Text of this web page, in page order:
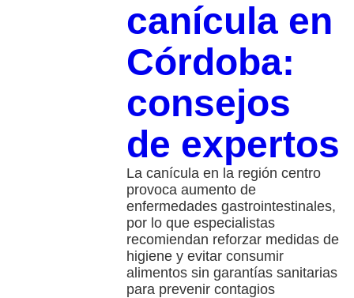
canícula en
Córdoba:
consejos
de expertos
La canícula en la región centro
provoca aumento de
enfermedades gastrointestinales,
por lo que especialistas
recomiendan reforzar medidas de
higiene y evitar consumir
alimentos sin garantías sanitarias
para prevenir contagios